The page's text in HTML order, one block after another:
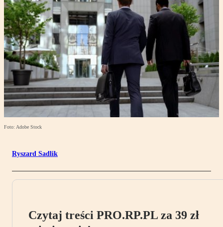
Foto: Adobe Stock
Ryszard Sadlik
Czytaj treści PRO.RP.PL za 39 zł